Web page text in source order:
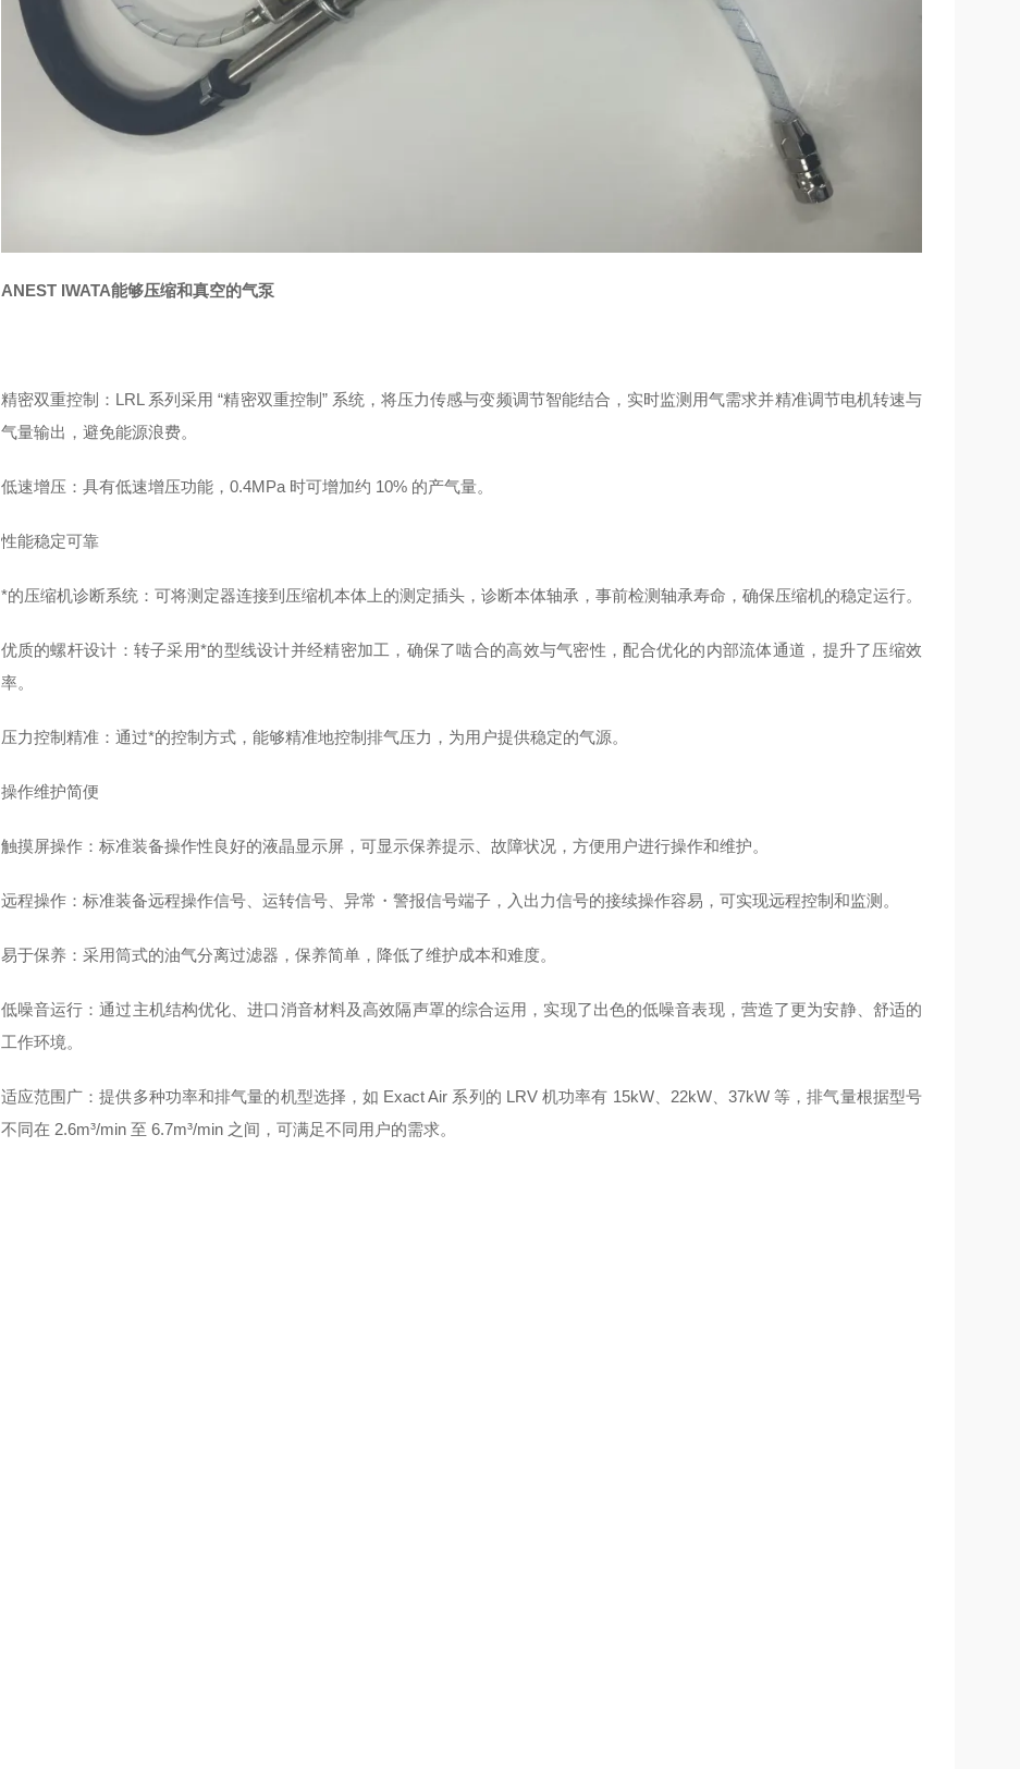
ANEST IWATA能够压缩和真空的气泵
精密双重控制：LRL 系列采用 “精密双重控制” 系统，将压力传感与变频调节智能结合，实时监测用气需求并精准调节电机转速与
气量输出，避免能源浪费。
低速增压：具有低速增压功能，0.4MPa 时可增加约 10% 的产气量。
性能稳定可靠
*的压缩机诊断系统：可将测定器连接到压缩机本体上的测定插头，诊断本体轴承，事前检测轴承寿命，确保压缩机的稳定运行。
优质的螺杆设计：转子采用*的型线设计并经精密加工，确保了啮合的高效与气密性，配合优化的内部流体通道，提升了压缩效
率。
压力控制精准：通过*的控制方式，能够精准地控制排气压力，为用户提供稳定的气源。
操作维护简便
触摸屏操作：标准装备操作性良好的液晶显示屏，可显示保养提示、故障状况，方便用户进行操作和维护。
远程操作：标准装备远程操作信号、运转信号、异常・警报信号端子，入出力信号的接续操作容易，可实现远程控制和监测。
易于保养：采用筒式的油气分离过滤器，保养简单，降低了维护成本和难度。
低噪音运行：通过主机结构优化、进口消音材料及高效隔声罩的综合运用，实现了出色的低噪音表现，营造了更为安静、舒适的
工作环境。
适应范围广：提供多种功率和排气量的机型选择，如 Exact Air 系列的 LRV 机功率有 15kW、22kW、37kW 等，排气量根据型号
不同在 2.6m³/min 至 6.7m³/min 之间，可满足不同用户的需求。